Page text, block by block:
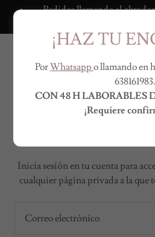
Pedidos llamando al
Inicia sesión en tu cuenta para
cualquier página privada a la que
¡HAZ TU
PorWhatsapp o llamando en
638161983.
CON 48 H LABORABLES
¡Requiere